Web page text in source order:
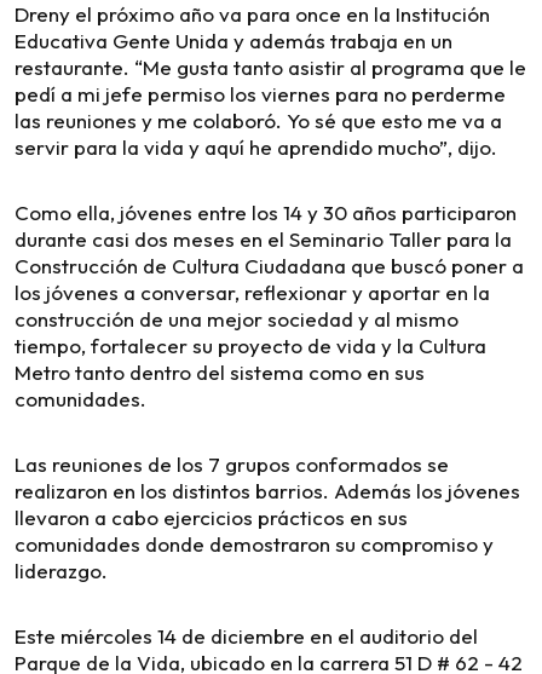
Dreny el próximo año va para once en la Institución
Educativa Gente Unida y además trabaja en un
restaurante. “Me gusta tanto asistir al programa que le
pedí a mi jefe permiso los viernes para no perderme
las reuniones y me colaboró. Yo sé que esto me va a
servir para la vida y aquí he aprendido mucho”, dijo.
Como ella, jóvenes entre los 14 y 30 años participaron
durante casi dos meses en el Seminario Taller para la
Construcción de Cultura Ciudadana que buscó poner a
los jóvenes a conversar, reflexionar y aportar en la
construcción de una mejor sociedad y al mismo
tiempo, fortalecer su proyecto de vida y la Cultura
Metro tanto dentro del sistema como en sus
comunidades.
Las reuniones de los 7 grupos conformados se
realizaron en los distintos barrios. Además los jóvenes
llevaron a cabo ejercicios prácticos en sus
comunidades donde demostraron su compromiso y
liderazgo.
Este miércoles 14 de diciembre en el auditorio del
Parque de la Vida, ubicado en la carrera 51 D # 62 - 42